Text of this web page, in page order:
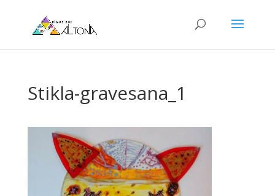
Stikla-gravesana_1